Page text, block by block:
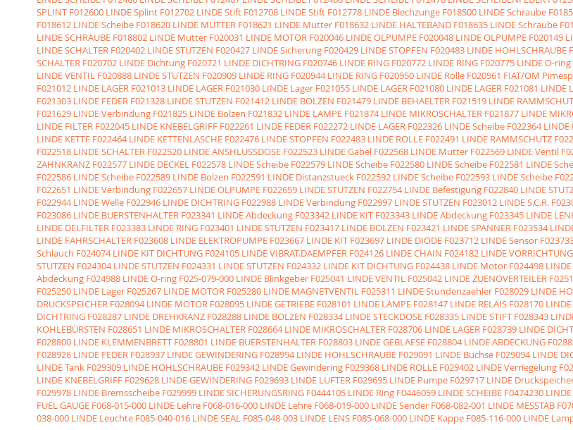
SPLINT F012600 LINDE Splint F012702 LINDE Stift F012708 LINDE Stift F012778 LINDE Blechzunge F018500 LINDE Schraube
F018612 LINDE Scheibe F018620 LINDE MUTTER F018621 LINDE Mutter F018632 LINDE HALTEBAND F018635 LINDE Schraube
LINDE SCHRAUBE F018802 LINDE Mutter F020031 LINDE MOTOR F020046 LINDE OLPUMPE F020048 LINDE OLPUMPE F020149
LINDE SCHALTER F020402 LINDE STUTZEN F020427 LINDE Sicherung F020429 LINDE STOPFEN F020483 LINDE HOHLSCHRAUBE
SCHALTER F020702 LINDE Dichtung F020721 LINDE DICHTRING F020746 LINDE RING F020772 LINDE RING F020775 LINDE O-ring
LINDE VENTIL F020888 LINDE STUTZEN F020909 LINDE RING F020944 LINDE RING F020950 LINDE Rolle F020961 FIAT/OM
F021012 LINDE LAGER F021013 LINDE LAGER F021030 LINDE Lager F021055 LINDE LAGER F021080 LINDE LAGER F021081 LINDE
F021303 LINDE FEDER F021328 LINDE STUTZEN F021412 LINDE BOLZEN F021479 LINDE BEHAELTER F021519 LINDE
F021629 LINDE Verbindung F021825 LINDE Bolzen F021832 LINDE LAMPE F021874 LINDE MIKROSCHALTER F021877 LINDE
LINDE FILTER F022045 LINDE KNEBELGRIFF F022261 LINDE FEDER F022272 LINDE LAGER F022326 LINDE Scheibe F022364 LINDE
LINDE KETTE F022464 LINDE KETTENLASCHE F022476 LINDE STOPFEN F022483 LINDE ROLLE F022491 LINDE RAMMSCHUTZ
F022518 LINDE SCHALTER F022520 LINDE ANSHLUSSDOSE F022523 LINDE Gabel F022568 LINDE Mutter F022569 LINDE Ventil
ZAHNKRANZ F022577 LINDE DECKEL F022578 LINDE Scheibe F022579 LINDE Scheibe F022580 LINDE Scheibe F022581 LINDE
F022586 LINDE Scheibe F022589 LINDE Bolzen F022591 LINDE Distanzstueck F022592 LINDE Scheibe F022593 LINDE Scheibe
F022651 LINDE Verbindung F022657 LINDE OLPUMPE F022659 LINDE STUTZEN F022754 LINDE Befestigung F022840 LINDE
F022944 LINDE Welle F022946 LINDE DICHTRING F022988 LINDE Verbindung F022997 LINDE STUTZEN F023012 LINDE S.C.R.
F023086 LINDE BUERSTENHALTER F023341 LINDE Abdeckung F023342 LINDE KIT F023343 LINDE Abdeckung F023345 LINDE
LINDE DELFILTER F023383 LINDE RING F023401 LINDE STUTZEN F023417 LINDE BOLZEN F023421 LINDE SPANNER F023534
LINDE FAHRSCHALTER F023608 LINDE ELEKTROPUMPE F023667 LINDE KIT F023697 LINDE DIODE F023712 LINDE Sensor
Schlauch F024074 LINDE KIT DICHTUNG F024105 LINDE VIBRAT.DAEMPFER F024126 LINDE CHAIN F024182 LINDE VORRICHTUNG
STUTZEN F024304 LINDE STUTZEN F024331 LINDE STUTZEN F024332 LINDE KIT DICHTUNG F024438 LINDE Motor F024498
Abdeckung F024988 LINDE O-ring F025-079-000 LINDE Blinkgeber F025041 LINDE VENTIL F025042 LINDE ZUENOVERTEILER
F025250 LINDE Lager F025267 LINDE MOTOR F025280 LINDE MAGNETVENTIL F025311 LINDE Stundenzaehler F028029 LINDE
DRUCKSPEICHER F028094 LINDE MOTOR F028095 LINDE GETRIEBE F028101 LINDE LAMPE F028147 LINDE RELAIS F028170 LINDE
DICHTRING F028287 LINDE DREHKRANZ F028288 LINDE BOLZEN F028334 LINDE STECKDOSE F028335 LINDE STIFT F028343
KOHLEBÜRSTEN F028651 LINDE MIKROSCHALTER F028664 LINDE MIKROSCHALTER F028706 LINDE LAGER F028739 LINDE
F028800 LINDE KLEMMENBRETT F028801 LINDE BUERSTENHALTER F028803 LINDE GEBLAESE F028804 LINDE ABDECKUNG
F028926 LINDE FEDER F028937 LINDE GEWINDERING F028994 LINDE HOHLSCHRAUBE F029091 LINDE Buchse F029094 LINDE
LINDE Tank F029309 LINDE HOHLSCHRAUBE F029342 LINDE Gewindering F029368 LINDE ROLLE F029402 LINDE Verriegelung
LINDE KNEBELGRIFF F029628 LINDE GEWINDERING F029693 LINDE LUFTER F029695 LINDE Pumpe F029717 LINDE
F029978 LINDE Bremsscheibe F029999 LINDE SICHERUNGSRING F0444105 LINDE Ring F0446059 LINDE SCHEIBE F0474230 LINDE
FUEL GAUGE F068-015-000 LINDE Lehre F068-016-000 LINDE Lehre F068-019-000 LINDE Sender F068-082-001 LINDE MESSTAB
038-000 LINDE Leuchte F085-040-016 LINDE SEAL F085-048-003 LINDE LENS F085-068-000 LINDE Kappe F085-116-000 LINDE